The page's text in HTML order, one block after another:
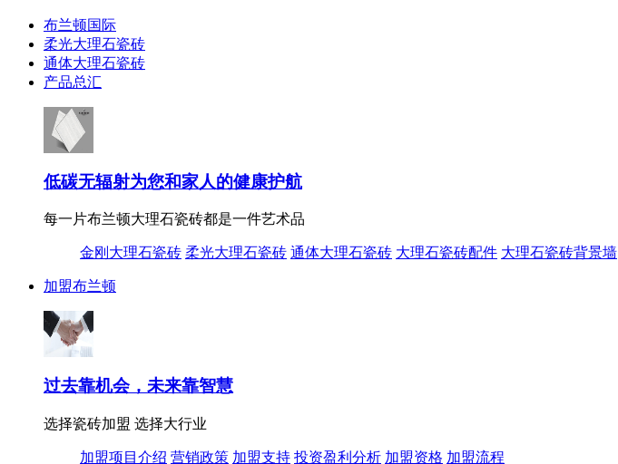
布兰顿国际
柔光大理石瓷砖
通体大理石瓷砖
产品总汇
低碳无辐射为您和家人的健康护航
每一片布兰顿大理石瓷砖都是一件艺术品
金刚大理石瓷砖 柔光大理石瓷砖 通体大理石瓷砖 大理石瓷砖配件 大理石瓷砖背景墙
加盟布兰顿
过去靠机会，未来靠智慧
选择瓷砖加盟 选择大行业
加盟项目介绍 营销政策 加盟支持 投资盈利分析 加盟资格 加盟流程